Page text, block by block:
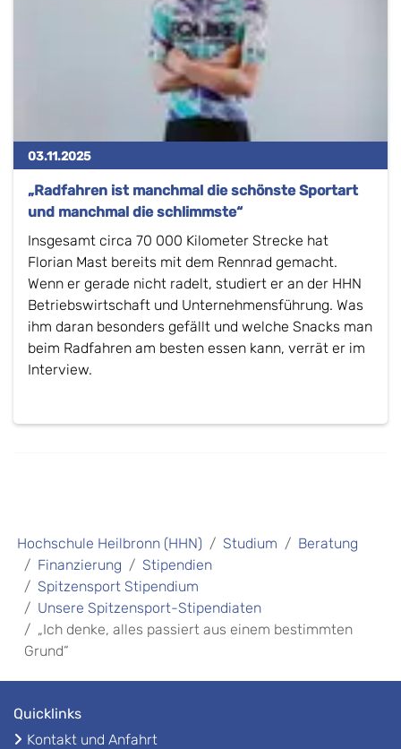
03.11.2025
„Radfahren ist manchmal die schönste Sportart
und manchmal die schlimmste“
Insgesamt circa 70 000 Kilometer Strecke hat
Florian Mast bereits mit dem Rennrad gemacht.
Wenn er gerade nicht radelt, studiert er an der HHN
Betriebswirtschaft und Unternehmensführung. Was
ihm daran besonders gefällt und welche Snacks man
beim Radfahren am besten essen kann, verrät er im
Interview.
Hochschule Heilbronn (HHN) Studium
Beratung
Finanzierung
Stipendien
Spitzensport Stipendium
Unsere Spitzensport-Stipendiaten
„Ich denke, alles passiert aus einem bestimmten
Grund“
Quicklinks
Kontakt und Anfahrt